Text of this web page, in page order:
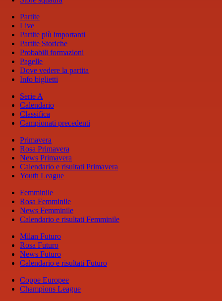
Partite
Live
Partite più importanti
Partite Storiche
Probabili formazioni
Pagelle
Dove vedere la partita
Info biglietti
Serie A
Calendario
Classifica
Campionati precedenti
Primavera
Rosa Primavera
News Primavera
Calendario e risultati Primavera
Youth League
Femminile
Rosa Femminile
News Femminile
Calendario e risultati Femminile
Milan Futuro
Rosa Futuro
News Futuro
Calendario e risultati Futuro
Coppe Europee
Champions League